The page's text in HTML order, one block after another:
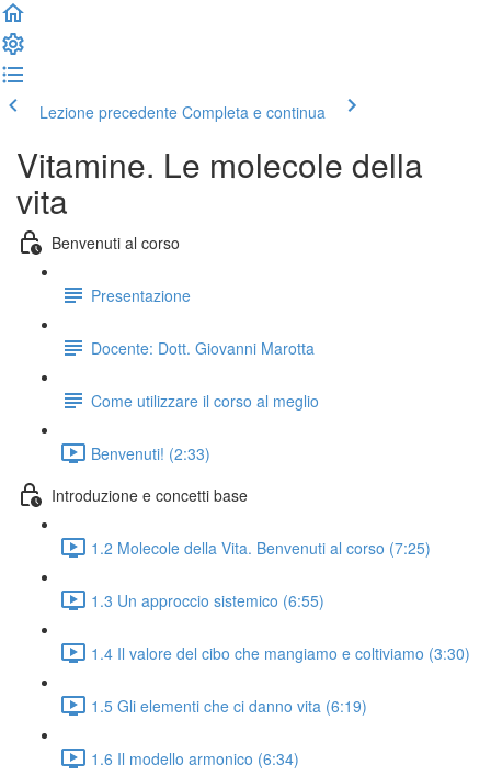
Lezione precedente Completa e continua
Vitamine. Le molecole della
vita
Benvenuti al corso
Presentazione
Docente: Dott. Giovanni Marotta
Come utilizzare il corso al meglio
Benvenuti! (2:33)
Introduzione e concetti base
1.2 Molecole della Vita. Benvenuti al corso (7:25)
1.3 Un approccio sistemico (6:55)
1.4 Il valore del cibo che mangiamo e coltiviamo (3:30)
1.5 Gli elementi che ci danno vita (6:19)
1.6 Il modello armonico (6:34)